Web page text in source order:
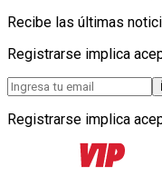
Recibe las últimas
Registrarse implica
Registrarse implica